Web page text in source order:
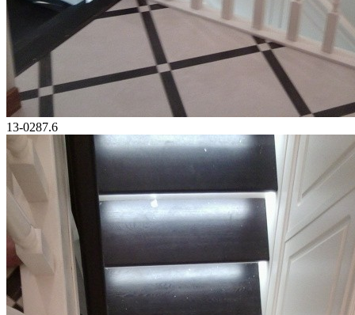
13-0287.6